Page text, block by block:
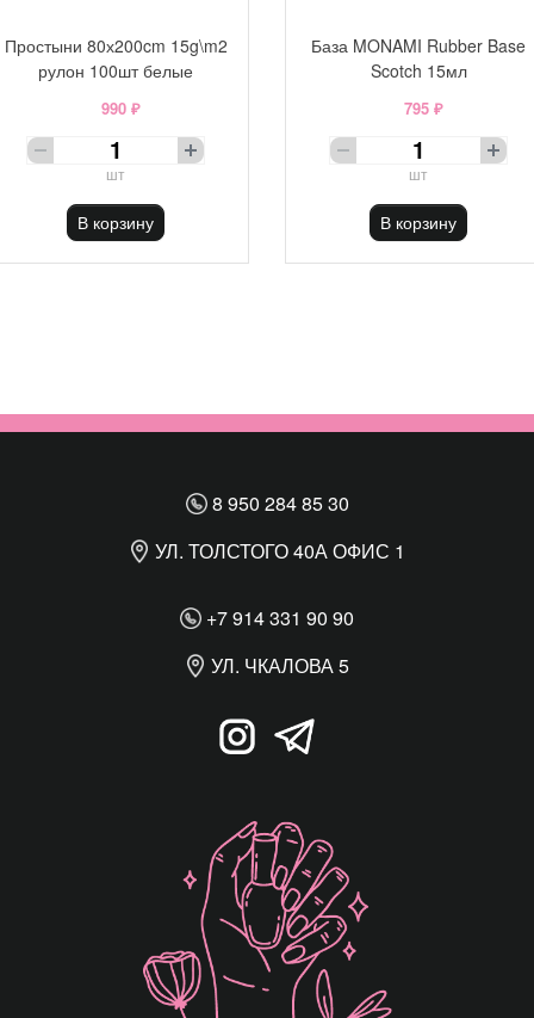
Простыни 80х200cm 15g\m2
рулон 100шт белые
990 ₽
шт
В корзину
База MONAMI Rubber Base
Scotch 15мл
795 ₽
шт
В корзину
8 950 284 85 30
УЛ. ТОЛСТОГО 40А ОФИС 1
+7 914 331 90 90
УЛ. ЧКАЛОВА 5